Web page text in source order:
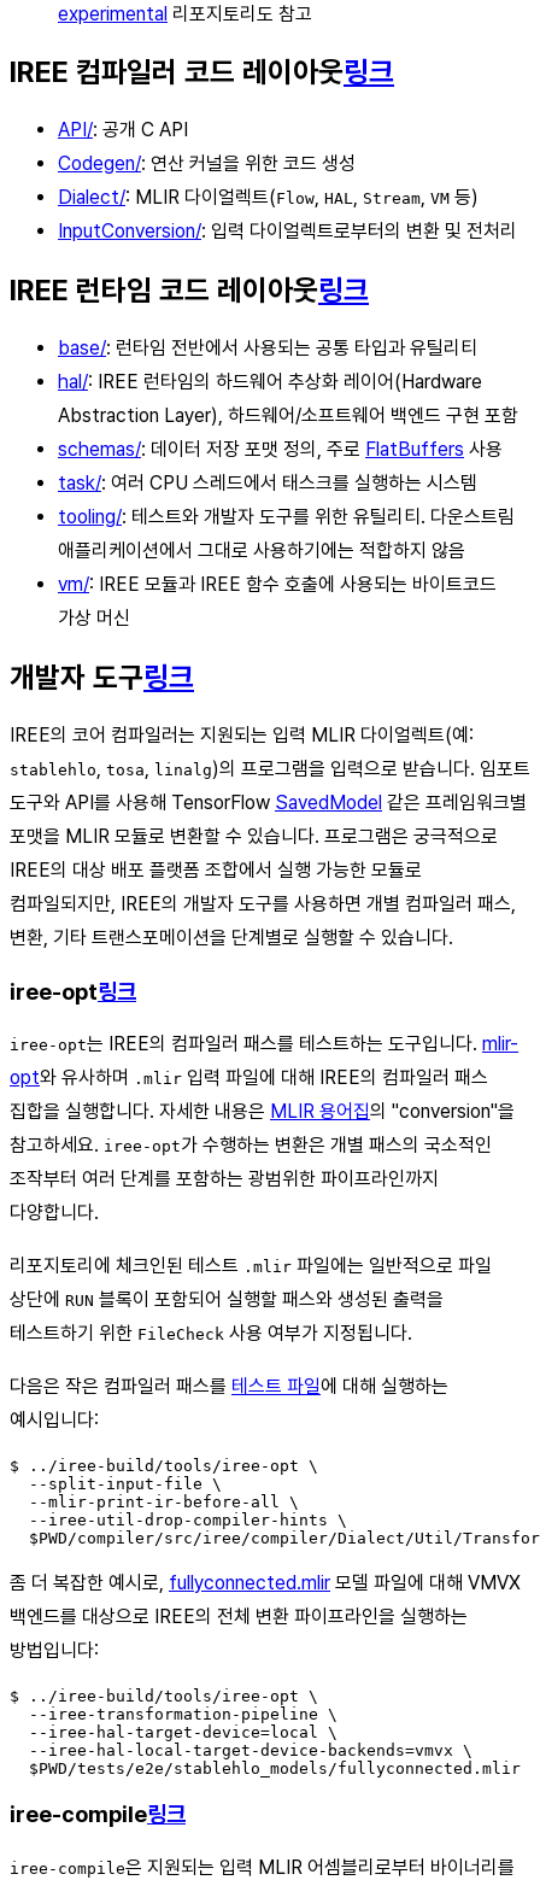
experimental 리포지토리도 참고
IREE 컴파일러 코드 레이아웃링크
API/: 공개 C API
Codegen/: 연산 커널을 위한 코드 생성
Dialect/: MLIR 다이얼렉트(Flow, HAL, Stream, VM 등)
InputConversion/: 입력 다이얼렉트로부터의 변환 및 전처리
IREE 런타임 코드 레이아웃링크
base/: 런타임 전반에서 사용되는 공통 타입과 유틸리티
hal/: IREE 런타임의 하드웨어 추상화 레이어(Hardware
Abstraction Layer), 하드웨어/소프트웨어 백엔드 구현 포함
schemas/: 데이터 저장 포맷 정의, 주로 FlatBuffers 사용
task/: 여러 CPU 스레드에서 태스크를 실행하는 시스템
tooling/: 테스트와 개발자 도구를 위한 유틸리티. 다운스트림
애플리케이션에서 그대로 사용하기에는 적합하지 않음
vm/: IREE 모듈과 IREE 함수 호출에 사용되는 바이트코드
가상 머신
개발자 도구링크
IREE의 코어 컴파일러는 지원되는 입력 MLIR 다이얼렉트(예:
stablehlo, tosa, linalg)의 프로그램을 입력으로 받습니다. 임포트
도구와 API를 사용해 TensorFlow SavedModel 같은 프레임워크별
포맷을 MLIR 모듈로 변환할 수 있습니다. 프로그램은 궁극적으로
IREE의 대상 배포 플랫폼 조합에서 실행 가능한 모듈로
컴파일되지만, IREE의 개발자 도구를 사용하면 개별 컴파일러 패스,
변환, 기타 트랜스포메이션을 단계별로 실행할 수 있습니다.
iree-opt링크
iree-opt는 IREE의 컴파일러 패스를 테스트하는 도구입니다. mlir-
opt와 유사하며 .mlir 입력 파일에 대해 IREE의 컴파일러 패스
집합을 실행합니다. 자세한 내용은 MLIR 용어집의 "conversion"을
참고하세요. iree-opt가 수행하는 변환은 개별 패스의 국소적인
조작부터 여러 단계를 포함하는 광범위한 파이프라인까지
다양합니다.
리포지토리에 체크인된 테스트 .mlir 파일에는 일반적으로 파일
상단에 RUN 블록이 포함되어 실행할 패스와 생성된 출력을
테스트하기 위한 FileCheck 사용 여부가 지정됩니다.
다음은 작은 컴파일러 패스를 테스트 파일에 대해 실행하는
예시입니다:
$ ../iree-build/tools/iree-opt \
  --split-input-file \
  --mlir-print-ir-before-all \
  --iree-util-drop-compiler-hints \
좀 더 복잡한 예시로, fullyconnected.mlir 모델 파일에 대해 VMVX
백엔드를 대상으로 IREE의 전체 변환 파이프라인을 실행하는
방법입니다:
$ ../iree-build/tools/iree-opt \
  --iree-transformation-pipeline \
  --iree-hal-target-device=local \
  --iree-hal-local-target-device-backends=vmvx \
iree-compile링크
iree-compile은 지원되는 입력 MLIR 어셈블리로부터 바이너리를